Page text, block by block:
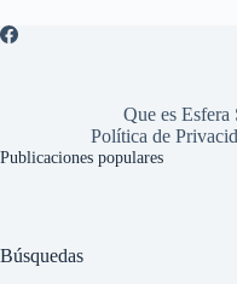
Que es Esfera
Política de
Publicaciones populares
Búsquedas